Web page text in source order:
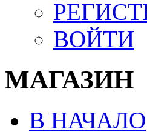
ВОЙТИ
МАГАЗИН
В НАЧАЛО